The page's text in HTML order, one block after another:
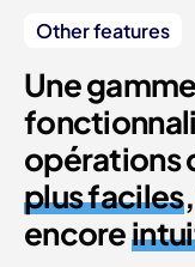
Other features
Une
opérations
plus faciles
encore